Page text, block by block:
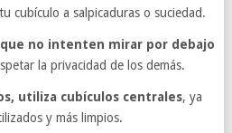
cubículo a salpicaduras o suciedad.
no intenten mirar por debajo
la privacidad de los demás.
utiliza cubículos centrales, ya
y más limpios.